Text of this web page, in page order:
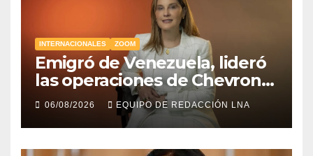
INTERNACIONALES ZOOM
Emigró de Venezuela, lideró
las operaciones de Chevron
en EE.UU. y hoy es la única
mujer CEO en Vaca Muerta
06/08/2026 EQUIPO DE REDACCIÓN LNA